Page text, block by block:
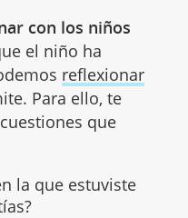
con los niños
el niño ha
reflexionar
Para ello, te
que
la que estuviste